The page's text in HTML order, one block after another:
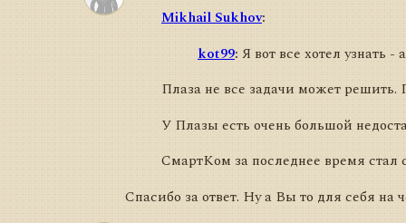
Mikhail Sukhov:
kot99: Я вот все хотел узнать
Плаза не все задачи может решить.
У Плазы есть очень большой
СмартКом за последнее время стал
Спасибо за ответ. Ну а Вы то для себя на